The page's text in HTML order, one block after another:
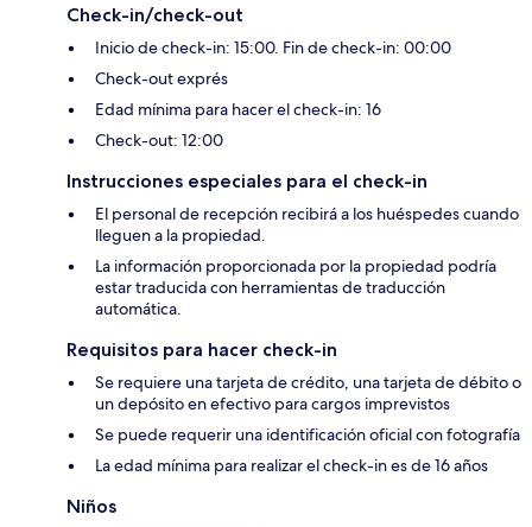
Check-in/check-out
Inicio de check-in: 15:00. Fin de check-in: 00:00
Check-out exprés
Edad mínima para hacer el check-in: 16
Check-out: 12:00
Instrucciones especiales para el check-in
El personal de recepción recibirá a los huéspedes cuando
lleguen a la propiedad.
La información proporcionada por la propiedad podría
estar traducida con herramientas de traducción
automática.
Requisitos para hacer check-in
Se requiere una tarjeta de crédito, una tarjeta de débito o
un depósito en efectivo para cargos imprevistos
Se puede requerir una identificación oficial con fotografía
La edad mínima para realizar el check-in es de 16 años
Niños